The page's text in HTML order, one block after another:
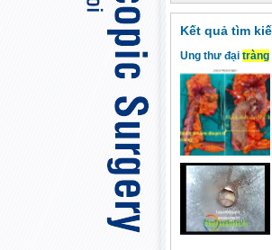
Kết quả tìm
Ung thư đại tràng